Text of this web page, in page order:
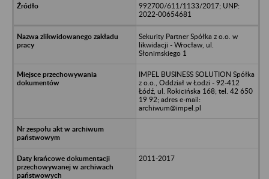
992700/611/1133/2017; UNP:
2022-00654681
Sekurity Partner Spółka z o.o. w
likwidacji - Wrocław, ul.
Słonimskiego 1
IMPEL BUSINESS SOLUTION Spółka
z o.o., Oddział w Łodzi - 92-412
Łódź, ul. Rokicińska 168; tel. 42 650
19 92; adres e-mail:
archiwum@impel.pl
2011-2017